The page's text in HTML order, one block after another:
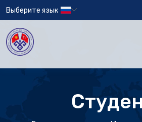
Выберите язык